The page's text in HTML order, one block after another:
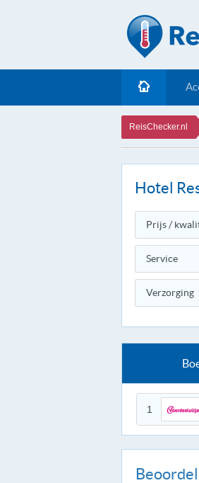
ReisChecker.nl
Hotel
Prijs /
Service
Verzorging
1